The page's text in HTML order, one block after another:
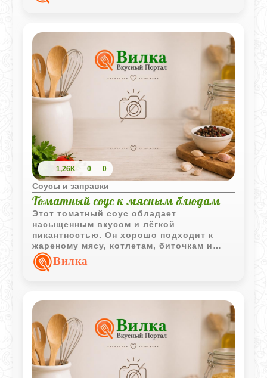
1,26K 0 0
Соусы и заправки
Томатный соус к мясным блюдам
Этот томатный соус обладает
насыщенным вкусом и лёгкой
пикантностью. Он хорошо подходит к
жареному мясу, котлетам, биточкам и
другим мясным блюдам.
Вилка